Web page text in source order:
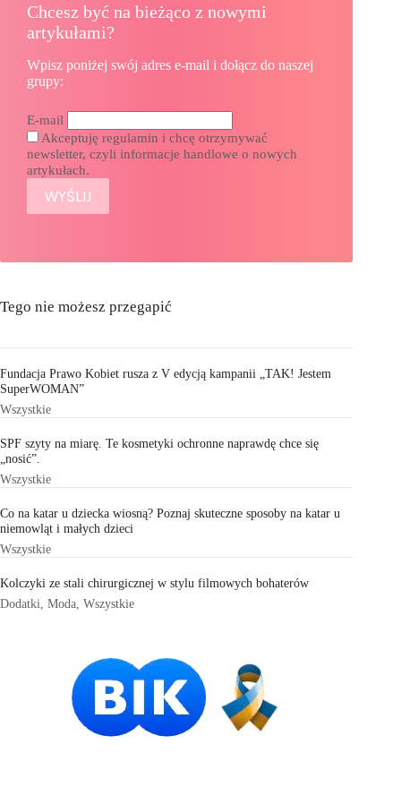
Chcesz być na bieżąco z nowymi
artykułami?
Wpisz poniżej swój adres e-mail i dołącz do naszej
grupy:
E-mail
Akceptuję regulamin i chcę otrzymywać
newsletter, czyli informacje handlowe o nowych
artykułach.
Tego nie możesz przegapić
Fundacja Prawo Kobiet rusza z V edycją kampanii „TAK! Jestem
SuperWOMAN”
Wszystkie
SPF szyty na miarę. Te kosmetyki ochronne naprawdę chce się
„nosić”.
Wszystkie
Co na katar u dziecka wiosną? Poznaj skuteczne sposoby na katar u
niemowląt i małych dzieci
Wszystkie
Kolczyki ze stali chirurgicznej w stylu filmowych bohaterów
Dodatki Moda Wszystkie